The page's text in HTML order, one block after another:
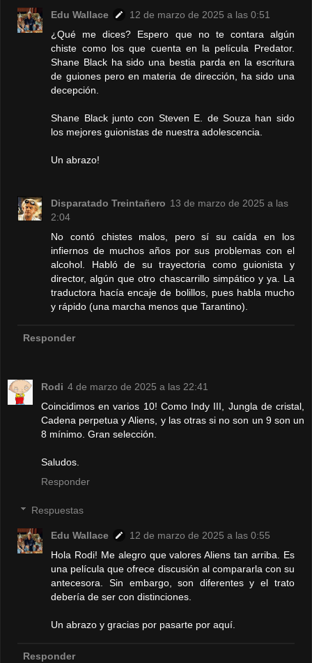
Edu Wallace
12 de marzo de 2025 a las 0:51
¿Qué me dices? Espero que no te contara algún
chiste como los que cuenta en la película Predator.
Shane Black ha sido una bestia parda en la escritura
de guiones pero en materia de dirección, ha sido una
decepción.
Shane Black junto con Steven E. de Souza han sido
los mejores guionistas de nuestra adolescencia.
Un abrazo!
Disparatado Treintañero 13 de marzo de 2025 a las
2:04
No contó chistes malos, pero sí su caída en los
infiernos de muchos años por sus problemas con el
alcohol. Habló de su trayectoria como guionista y
director, algún que otro chascarrillo simpático y ya. La
traductora hacía encaje de bolillos, pues habla mucho
y rápido (una marcha menos que Tarantino).
Responder
Rodi 4 de marzo de 2025 a las 22:41
Coincidimos en varios 10! Como Indy III, Jungla de cristal,
Cadena perpetua y Aliens, y las otras si no son un 9 son un
8 mínimo. Gran selección.
Saludos.
Responder
Respuestas
Edu Wallace
12 de marzo de 2025 a las 0:55
Hola Rodi! Me alegro que valores Aliens tan arriba. Es
una película que ofrece discusión al compararla con su
antecesora. Sin embargo, son diferentes y el trato
debería de ser con distinciones.
Un abrazo y gracias por pasarte por aquí.
Responder